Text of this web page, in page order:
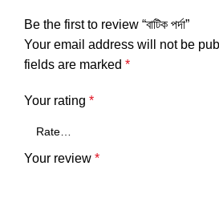
Be the first to review “বাটিক পর্দা”
Your email address will not be
fields are marked *
Your rating *
Your review *